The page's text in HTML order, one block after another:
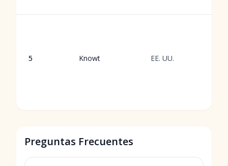
5 Knowt EE. UU.
Preguntas Frecuentes